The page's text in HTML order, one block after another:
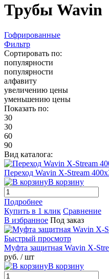
Трубы Wavin
Гофрированные
Фильтр
Сортировать по:
популярности
популярности
алфавиту
увеличению цены
уменьшению цены
Показать по:
30
30
60
90
Вид каталога:
Переход Wavin X-Stream
В корзину
Подробнее
Купить в 1 клик Сравнение
В избранное Под заказ
Быстрый просмотр
Муфта защитная Wavin X-
руб. / шт
В корзину